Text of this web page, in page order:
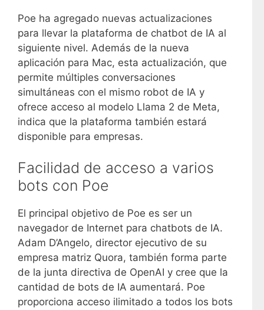
Poe ha agregado nuevas actualizaciones
para llevar la plataforma de chatbot de IA al
siguiente nivel. Además de la nueva
aplicación para Mac, esta actualización, que
permite múltiples conversaciones
simultáneas con el mismo robot de IA y
ofrece acceso al modelo Llama 2 de Meta,
indica que la plataforma también estará
disponible para empresas.
Facilidad de acceso a varios
bots con Poe
El principal objetivo de Poe es ser un
navegador de Internet para chatbots de IA.
Adam D’Angelo, director ejecutivo de su
empresa matriz Quora, también forma parte
de la junta directiva de OpenAI y cree que la
cantidad de bots de IA aumentará. Poe
proporciona acceso ilimitado a todos los bots